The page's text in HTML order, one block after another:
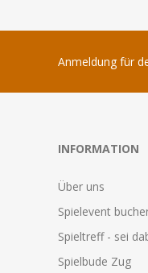
Anmeldung für
INFORMATION
Über uns
Spielevent
Spieltreff - sei
Spielbude Zug